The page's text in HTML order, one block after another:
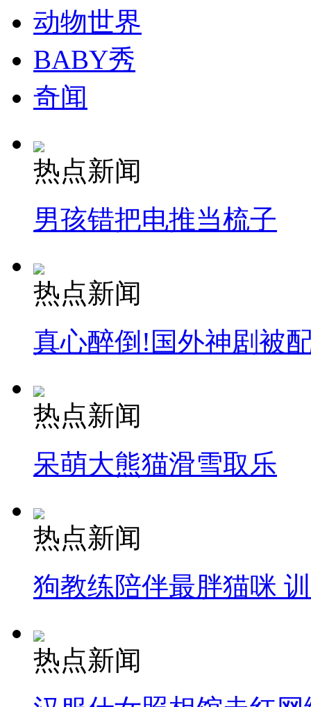
司机酒驾遇交警 急速倒车逃窜
动物世界
BABY秀
奇闻
热点新闻
男孩错把电推当梳子
热点新闻
真心醉倒!国外神剧被
热点新闻
呆萌大熊猫滑雪取乐
热点新闻
狗教练陪伴最胖猫咪
热点新闻